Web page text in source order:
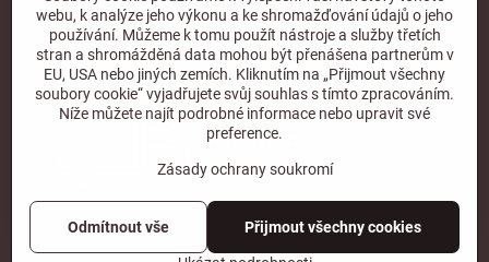
DOPRAVA ZDARMA
při objednávce nad2000 Kč vč. DPH.
*Nevztahuje se na paletovou přepravu.
©2026CopyrightPředvolby soukromíZásady ochrany soukromí
webu, k analýze jeho výkonu a ke shromažďování údajů o jeho
používání. Můžeme k tomu použít nástroje a služby třetích
stran a shromážděná data mohou být přenášena partnerům v
EU, USA nebo jiných zemích. Kliknutím na „Přijmout všechny
soubory cookie“ vyjadřujete svůj souhlas s tímto zpracováním.
Níže můžete najít podrobné informace nebo upravit své
preference.
Zásady ochrany soukromí
Přijmout všechny cookies
Odmítnout vše